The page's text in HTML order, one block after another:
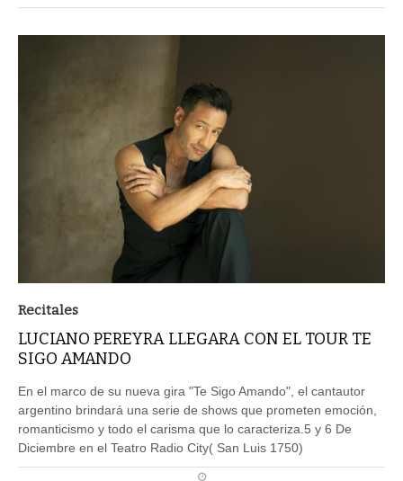
Recitales
LUCIANO PEREYRA LLEGARA CON EL TOUR TE
SIGO AMANDO
En el marco de su nueva gira "Te Sigo Amando", el cantautor
argentino brindará una serie de shows que prometen emoción,
romanticismo y todo el carisma que lo caracteriza.5 y 6 De
Diciembre en el Teatro Radio City( San Luis 1750)